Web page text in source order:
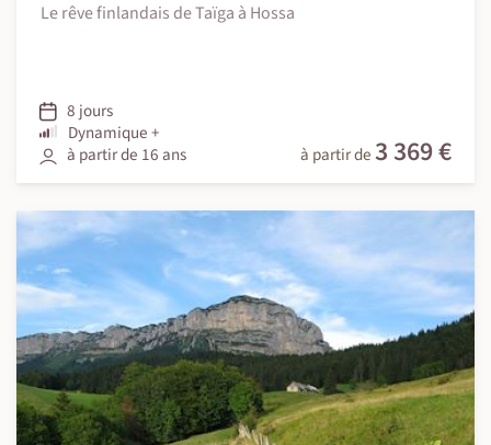
Le rêve finlandais de Taïga à Hossa
8 jours
Dynamique +
à partir de 16 ans
à partir de 3 369 €